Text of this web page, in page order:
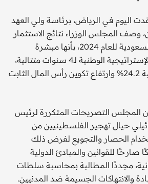
اليوم في الرياض، برئاسة ولي العهد
وصف المجلس الوزراء نتائج الاستثمار
الأجنبي المباشر في السعودية للعام 2024، بأنها مبشرة
بتخطيها مستهدفات الإستراتيجية الوطنية لـ4 سنوات متتالية،
مع نمو التدفقات بنسبة 24.2% وارتفاع تكوين رأس المال الثابت
المجلس التصريحات المتكررة لرئيس
حيال تهجير الفلسطينيين من
الحصار والتجويع لفرض ذلك
صارخًا للقوانين والمبادئ الدولية
مجددًا المطالبة بمحاسبة سلطات
والانتهاكات الجسيمة ضد المدنيين.